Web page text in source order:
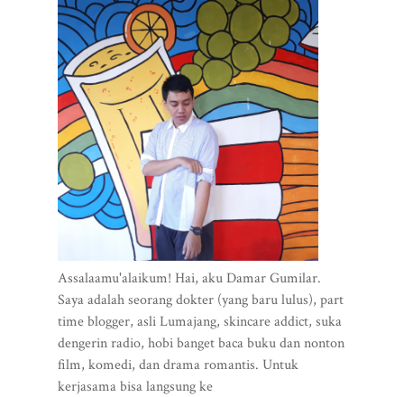
Assalaamu'alaikum! Hai, aku Damar Gumilar.
Saya adalah seorang dokter (yang baru lulus), part
time blogger, asli Lumajang, skincare addict, suka
dengerin radio, hobi banget baca buku dan nonton
film, komedi, dan drama romantis. Untuk
kerjasama bisa langsung ke